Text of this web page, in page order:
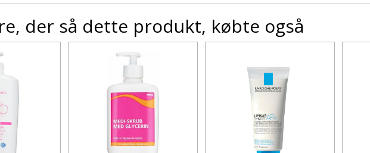
der så dette produkt, købte også